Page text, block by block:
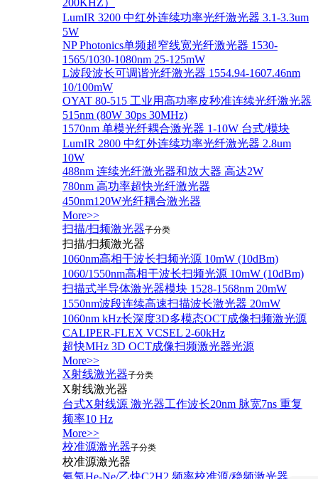
200KHZ）
LumIR 3200 中红外连续功率光纤激光器 3.1-3.3um
5W
NP Photonics单频超窄线宽光纤激光器 1530-
1565/1030-1080nm 25-125mW
L波段波长可调谐光纤激光器 1554.94-1607.46nm
10/100mW
OYAT 80-515 工业用高功率皮秒准连续光纤激光器
515nm (80W 30ps 30MHz)
1570nm 单模光纤耦合激光器 1-10W 台式/模块
LumIR 2800 中红外连续功率光纤激光器 2.8um
10W
488nm 连续光纤激光器和放大器 高达2W
780nm 高功率超快光纤激光器
450nm120W光纤耦合激光器
More>>
扫描/扫频激光器子分类
扫描/扫频激光器
1060nm高相干波长扫频光源 10mW (10dBm)
1060/1550nm高相干波长扫频光源 10mW (10dBm)
扫描式半导体激光器模块 1528-1568nm 20mW
1550nm波段连续高速扫描波长激光器 20mW
1060nm kHz长深度3D多模态OCT成像扫频激光源
CALIPER-FLEX VCSEL 2-60kHz
超快MHz 3D OCT成像扫频激光器光源
More>>
X射线激光器子分类
X射线激光器
台式X射线源 激光器工作波长20nm 脉宽7ns 重复
频率10 Hz
More>>
校准源激光器子分类
校准源激光器
氦氖He-Ne/乙炔C2H2 频率校准源/稳频激光器